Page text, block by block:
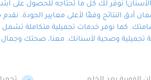
نوفر لك كل ما تحتاجه للحصول على
أدق النتائج وفقًا لأعلى معايير الجودة.
كما نوفر خدمات تجميلية متكاملة تشمل
وصحية لأسنانك. معنا، صحتك وجمال